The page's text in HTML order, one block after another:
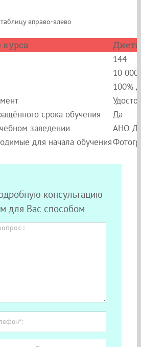
вправо-влево
144
10 000
100%
срока обучения
Да
заведении
АНО
для начала обучения
консультацию
для Вас способом